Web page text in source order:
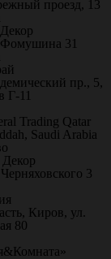
проезд, 13
Фомушина 31
пр., 5,
Г-11
Trading Qatar
Saudi Arabia
Декор
3
Киров, ул.
80